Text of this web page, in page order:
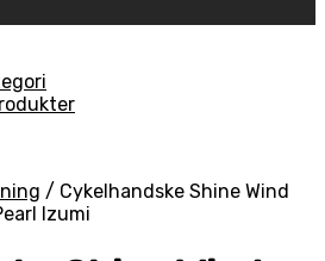
/ Cykelhandske Shine Wind
Izumi